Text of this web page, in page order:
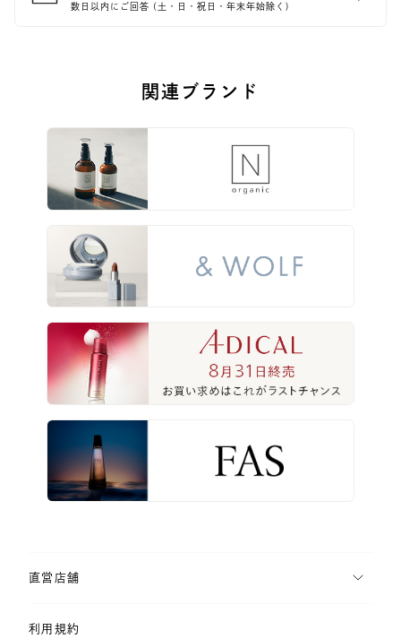
数日以内にご回答 (土・日・祝日・年末年始除く)
関連ブランド
直営店舗
利用規約